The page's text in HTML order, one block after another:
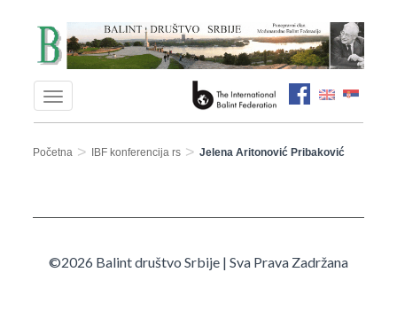
Početna > IBF konferencija rs > Jelena Aritonović Pribaković
©2026 Balint društvo Srbije | Sva Prava Zadržana